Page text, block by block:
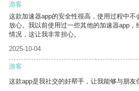
游客
这款加速器app的安全性很高，使用过程中不
放心。我以前使用过一些其他的加速器app，
情况，这让我非常担心。
2025-10-04
游客
这款app是我社交的好帮手，让我能够与朋友